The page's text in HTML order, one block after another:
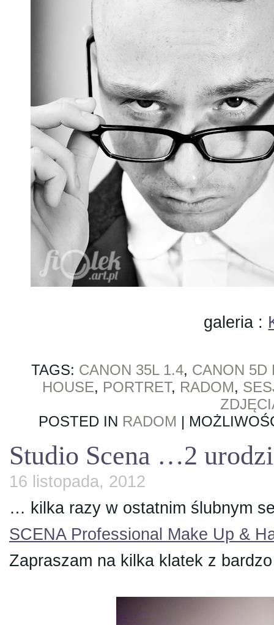
galeria :
TAGS: CANON 35L 1.4, CANON 5D
HOUSE, PORTRET, RADOM,
POSTED IN RADOM |
Studio Scena …2
16 listopada, 2012
… kilka razy w ostatnim ślubnym
SCENA Professional Make Up &
Zapraszam na kilka klatek z